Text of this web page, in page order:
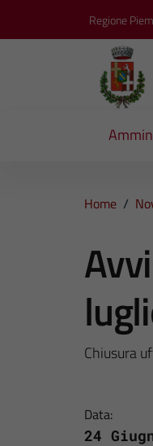
Regione
Home /
Chiusura
Data:
24